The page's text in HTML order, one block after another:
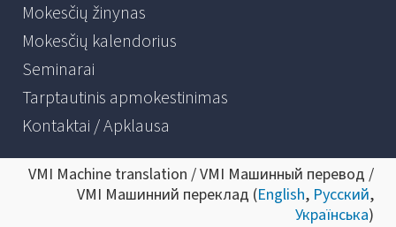
Mokesčių žinynas
Mokesčių kalendorius
Seminarai
Tarptautinis apmokestinimas
Kontaktai / Apklausa
VMI Machine translation / VMI Машинный перевод /
VMI Машинний переклад (English, Русский,
Українська)